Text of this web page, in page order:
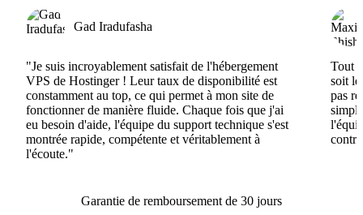
Gad Iradufasha
"Je suis incroyablement satisfait de l'hébergement
VPS de Hostinger ! Leur taux de disponibilité est
constamment au top, ce qui permet à mon site de
fonctionner de manière fluide. Chaque fois que j'ai
eu besoin d'aide, l'équipe du support technique s'est
montrée rapide, compétente et véritablement à
l'écoute."
Tout
soit
pas
Garantie de remboursement de 30 jours